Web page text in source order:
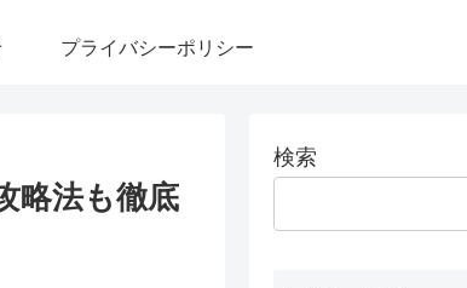
プライバシーポリシー
略法も徹底
検索